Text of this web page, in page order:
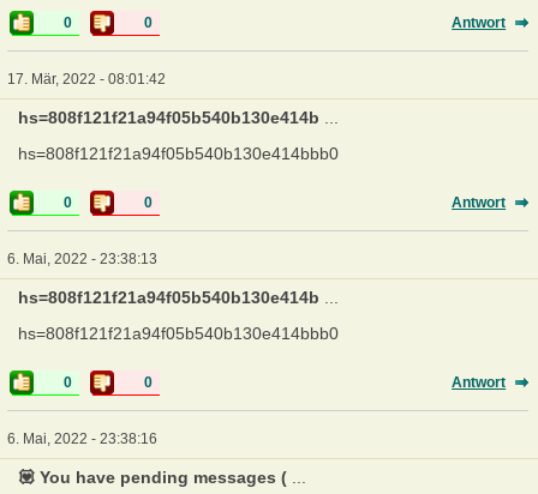
0 0 Antwort
17. Mär, 2022 - 08:01:42
hs=808f121f21a94f05b540b130e414b
hs=808f121f21a94f05b540b130e414bbb0
0 0 Antwort
6. Mai, 2022 - 23:38:13
hs=808f121f21a94f05b540b130e414b
hs=808f121f21a94f05b540b130e414bbb0
0 0 Antwort
6. Mai, 2022 - 23:38:16
💟 You have pending messages (